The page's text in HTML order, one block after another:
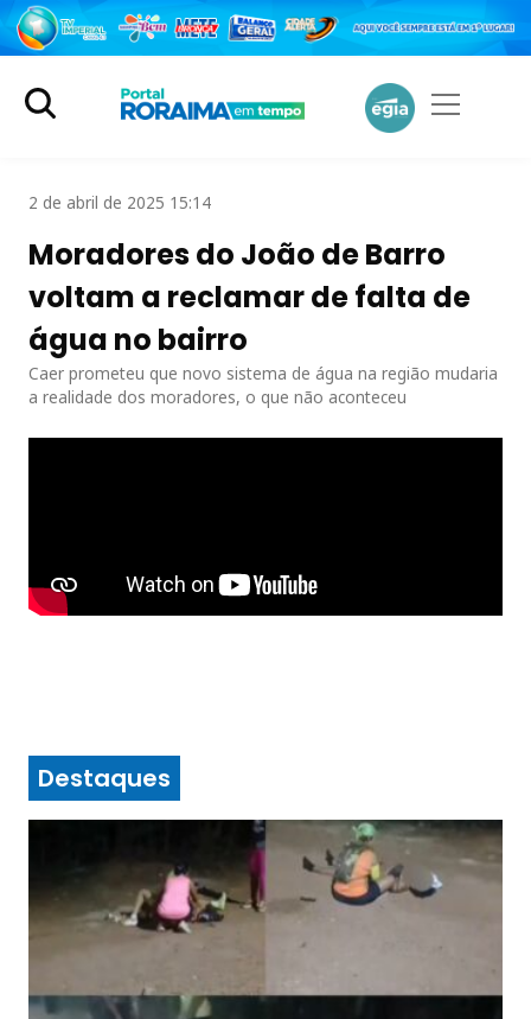
2 de abril de 2025 15:14
Moradores do João de Barro
voltam a reclamar de falta de
água no bairro
Caer prometeu que novo sistema de água na região mudaria
a realidade dos moradores, o que não aconteceu
Destaques